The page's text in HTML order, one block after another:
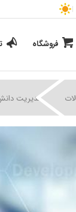
فروشگاه
|مدیریت